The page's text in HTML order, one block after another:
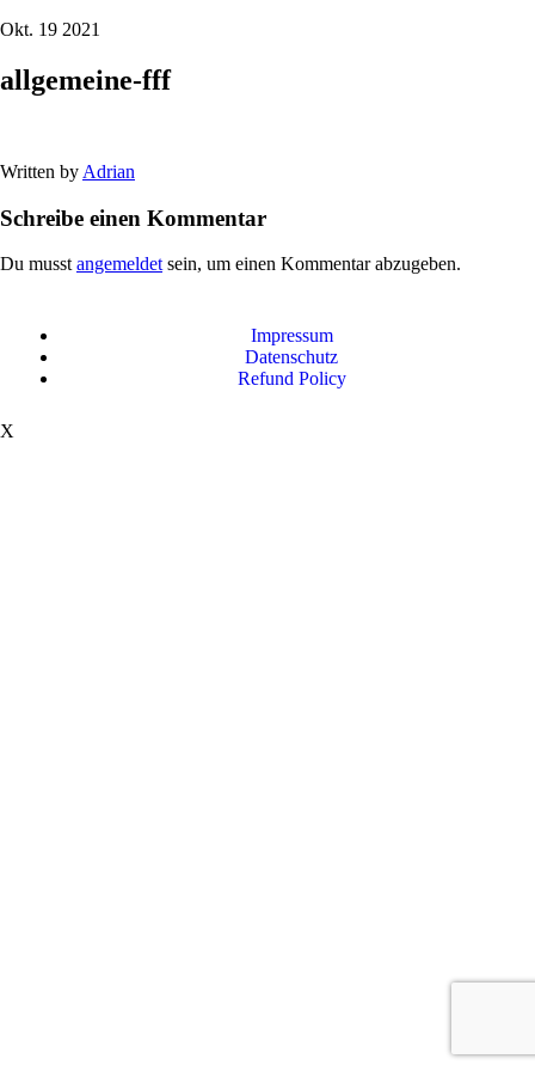
Okt. 19 2021
allgemeine-fff
Written by Adrian
Schreibe einen Kommentar
Du musst angemeldet sein, um einen Kommentar abzugeben.
Impressum
Datenschutz
Refund Policy
X